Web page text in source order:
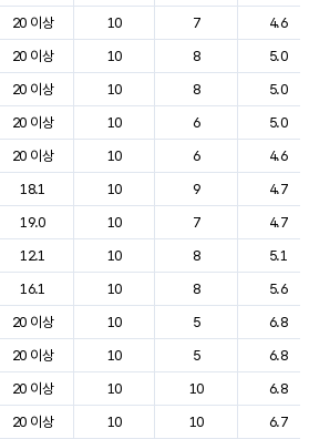
20 이상 10 7
4.6
20 이상 10 8
5.0
20 이상 10 8
5.0
20 이상 10 6
5.0
20 이상 10 6
4.6
18.1 10 9
4.7
19.0 10 7
4.7
12.1 10 8
5.1
16.1 10 8
5.6
20 이상 10 5
6.8
20 이상 10 5
6.8
20 이상 10 10
6.8
20 이상 10 10
6.7